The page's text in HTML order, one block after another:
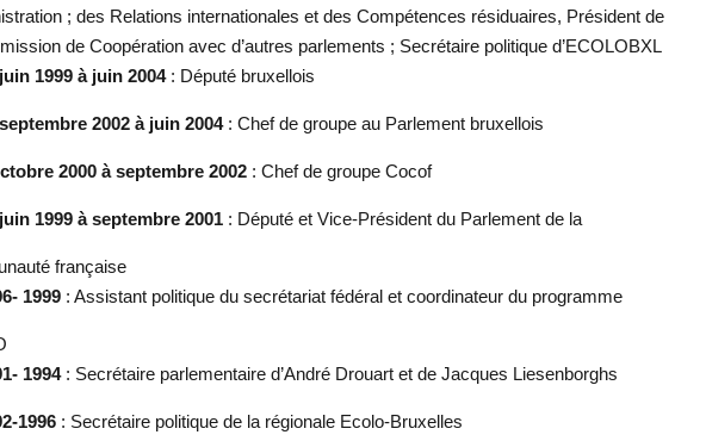
; des Relations internationales et des Compétences résiduaires, Président de
de Coopération avec d’autres parlements ; Secrétaire politique d’ECOLOBXL
1999 à juin 2004: Député bruxellois
2002 à juin 2004: Chef de groupe au Parlement bruxellois
2000 à septembre 2002: Chef de groupe Cocof
1999 à septembre 2001: Député et Vice-Président du Parlement de la
française
1999: Assistant politique du secrétariat fédéral et coordinateur du programme
1994: Secrétaire parlementaire d’André Drouart et de Jacques Liesenborghs
1996: Secrétaire politique de la régionale Ecolo-Bruxelles